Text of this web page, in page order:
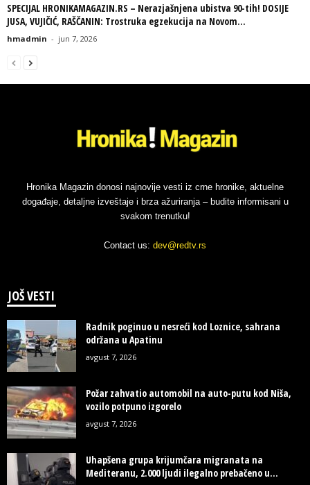
SPECIJAL HRONIKAMAGAZIN.RS – Nerazjašnjena ubistva 90-tih! DOSIJE
JUSA, VUJIČIĆ, RAŠČANIN: Trostruka egzekucija na Novom...
hmadmin - jun 7, 2026
Hronika Magazin donosi najnovije vesti iz crne hronike, aktuelne
događaje, detaljne izveštaje i brza ažuriranja – budite informisani u
svakom trenutku!
Contact us: dev@redtv.rs
JOŠ VESTI
Radnik poginuo u nesreći kod Loznice, sahrana
održana u Apatinu
avgust 7, 2026
Požar zahvatio automobil na auto-putu kod Niša,
vozilo potpuno izgorelo
avgust 7, 2026
Uhapšena grupa krijumčara migranata na
Mediteranu, 2.000 ljudi ilegalno prebačeno u...